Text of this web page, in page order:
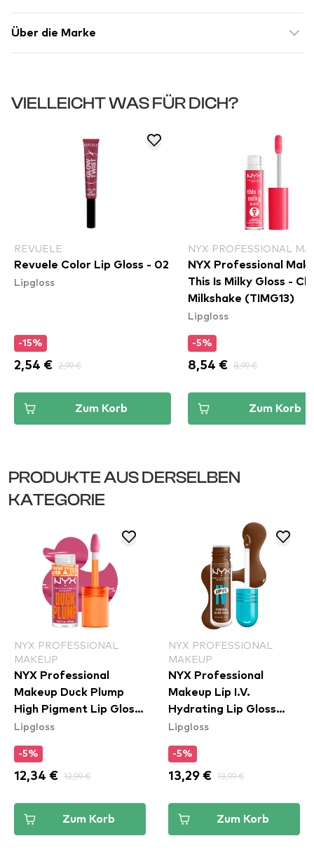
Über die Marke
VIELLEICHT WAS FÜR DICH?
REVUELE
Revuele Color Lip Gloss - 02
Lipgloss
-15%
2,54 € 2,99 €
Zum Korb
NYX PROFESSIONAL
NYX Professional
This Is Milky Gloss -
Milkshake (TIMG13)
Lipgloss
-5%
8,54 € 8,99 €
Zum Korb
PRODUKTE AUS DERSELBEN
KATEGORIE
NYX PROFESSIONAL
MAKEUP
NYX Professional
Makeup Duck Plump
High Pigment Lip Gloss
- Pick Me Pink (DPLL11)
Lipgloss
-5%
12,34 € 12,99 €
Zum Korb
NYX PROFESSIONAL
MAKEUP
NYX Professional
Makeup Lip I.V.
Hydrating Lip Gloss
Stain - 04 Cocoa
Lipgloss
-5%
13,29 € 13,99 €
Zum Korb